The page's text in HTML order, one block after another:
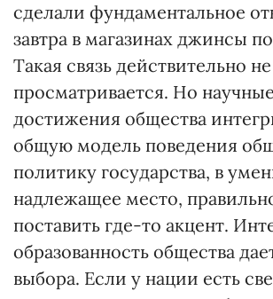
сделали фундаментальное
завтра в магазинах джинсы
Такая связь действительно не
просматривается. Но научные
достижения общества
общую модель поведения
политику государства, в
надлежащее место,
поставить где-то акцент.
образованность общества
выбора. Если у нации есть